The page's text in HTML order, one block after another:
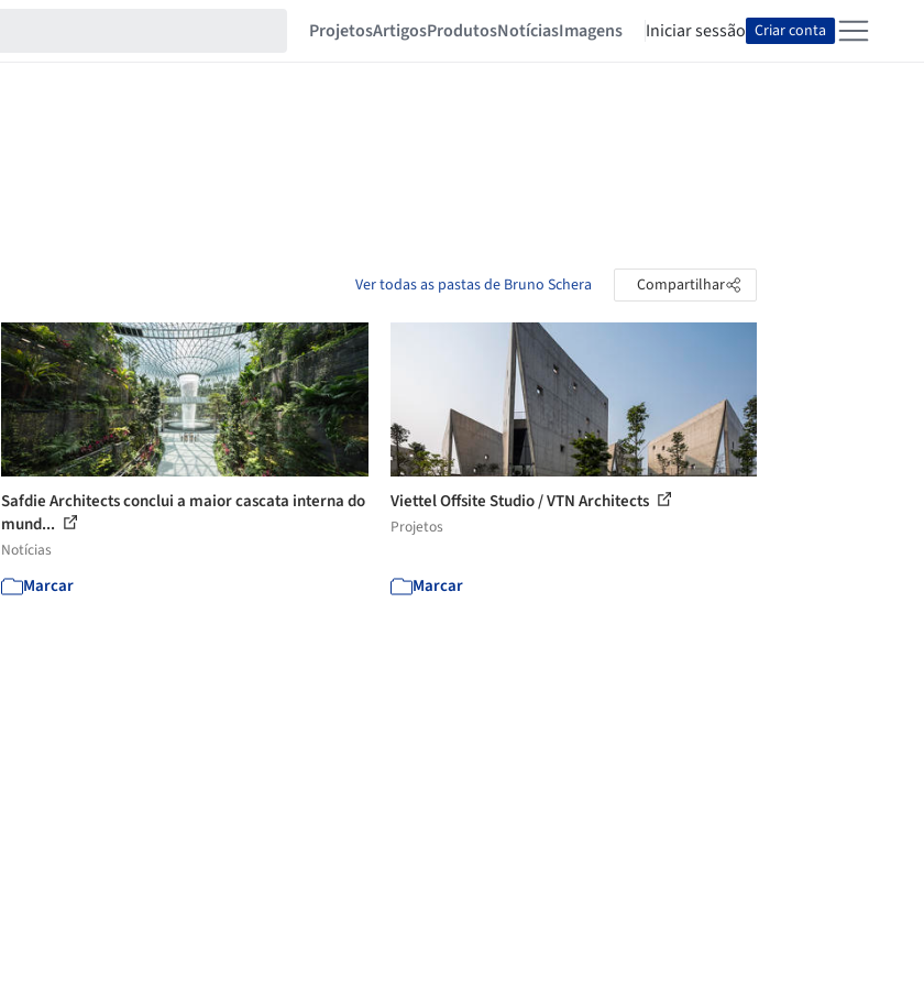
ProjetosArtigosProdutosNotíciasImagens Iniciar sessão Criar conta
Ver todas as pastas de Bruno Schera Compartilhar
Safdie Architects conclui a maior cascata interna do
mund...
Notícias
Marcar
Viettel Offsite Studio / VTN Architects
Projetos
Marcar